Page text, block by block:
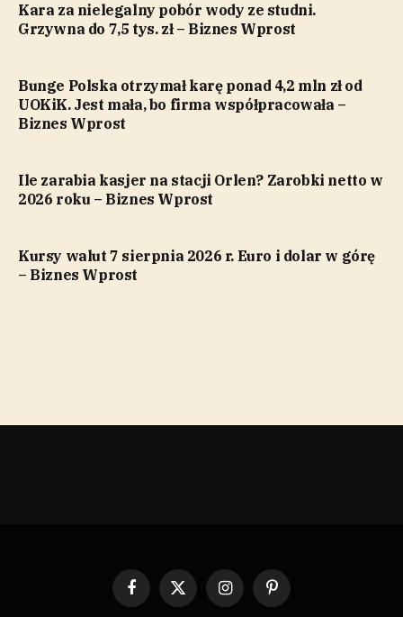
Kara za nielegalny pobór wody ze studni.
Grzywna do 7,5 tys. zł – Biznes Wprost
Bunge Polska otrzymał karę ponad 4,2 mln zł od
UOKiK. Jest mała, bo firma współpracowała –
Biznes Wprost
Ile zarabia kasjer na stacji Orlen? Zarobki netto w
2026 roku – Biznes Wprost
Kursy walut 7 sierpnia 2026 r. Euro i dolar w górę
– Biznes Wprost
Facebook
X
InstagramPinterest